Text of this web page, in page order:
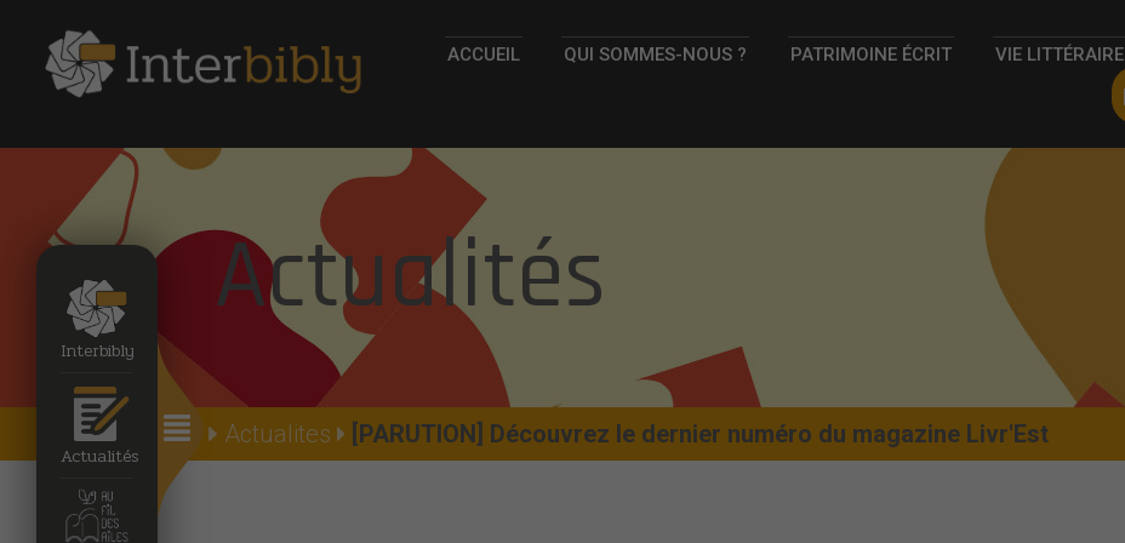
Interbibly
Actualités
ACCUEIL QUI SOMMES-NOUS ? PATRIMOINE ÉCRIT VIE LITTÉRAIRE
Actualités
Accueil Actualites [PARUTION] Découvrez le dernier numéro du magazine Livr'Est